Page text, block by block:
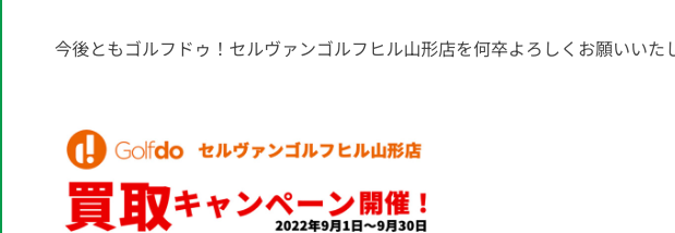
今後ともゴルフドゥ！セルヴァンゴルフヒル山形店を何卒よろしくお願いいた